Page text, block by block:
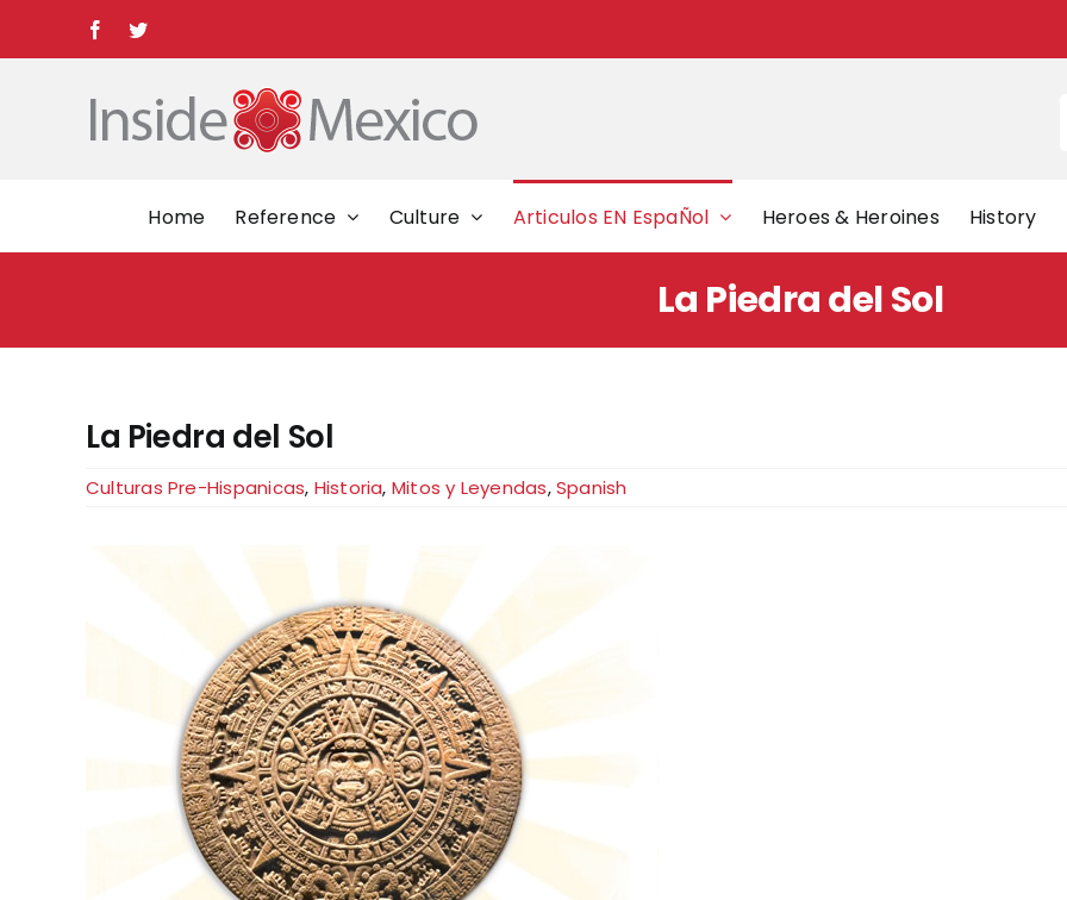
content
FacebookTwitter
Home Reference Culture Articulos EN EspaÑol Heroes & Heroines History
La Piedra del Sol
La Piedra del Sol
Culturas Pre-Hispanicas, Historia, Mitos y Leyendas,Spanish